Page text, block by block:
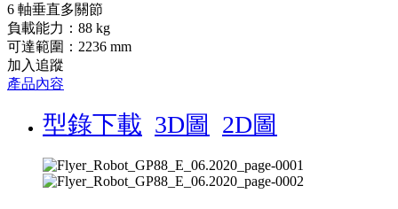
6 軸垂直多關節
負載能力：88 kg
可達範圍：2236 mm
加入追蹤
產品內容
型錄下載 3D圖 2D圖